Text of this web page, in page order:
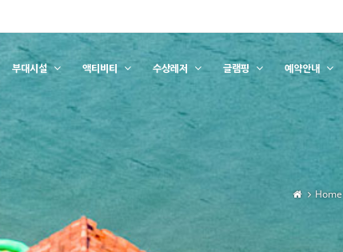
부대시설 액티비티 수상레저 글램핑 예약안내
Home